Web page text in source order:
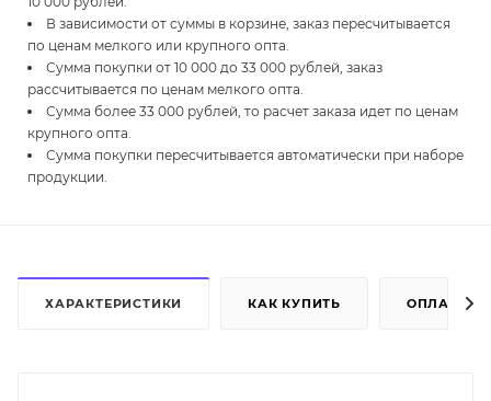
В зависимости от суммы в корзине, заказ пересчитывается
по ценам мелкого или крупного опта.
Сумма покупки от 10 000 до 33 000 рублей, заказ
рассчитывается по ценам мелкого опта.
Сумма более 33 000 рублей, то расчет заказа идет по ценам
крупного опта.
Сумма покупки пересчитывается автоматически при наборе
продукции.
ХАРАКТЕРИСТИКИ КАК КУПИТЬ ОПЛАТА